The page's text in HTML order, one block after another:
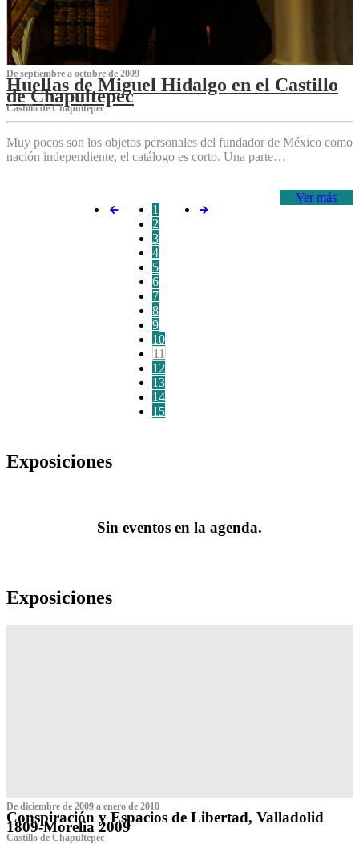
De septiembre a octubre de 2009
Huellas de Miguel Hidalgo en el Castillo
de Chapultepec
Castillo de Chapultepec
Muy pocos son los objetos personales del fundador de México como
nación independiente, el catálogo es corto. Una parte…
Ver más
1
2
3
4
5
6
7
8
9
10
11
12
13
14
15
Exposiciones
Sin eventos en la agenda.
Exposiciones
De diciembre de 2009 a enero de 2010
Conspiración y Espacios de Libertad, Valladolid
1809-Morelia 2009
Castillo de Chapultepec